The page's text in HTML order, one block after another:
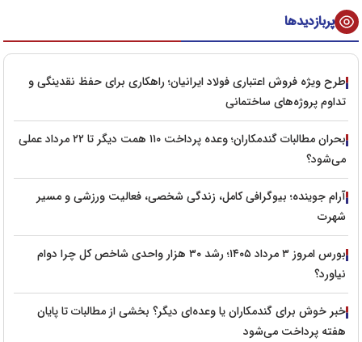
پربازدیدها
طرح ویژه فروش اعتباری فولاد ایرانیان؛ راهکاری برای حفظ نقدینگی و
تداوم پروژه‌های ساختمانی
بحران مطالبات گندمکاران؛ وعده پرداخت ۱۱۰ همت دیگر تا ۲۲ مرداد عملی
می‌شود؟
آرام جوینده؛ بیوگرافی کامل، زندگی شخصی، فعالیت ورزشی و مسیر
شهرت
بورس امروز ۳ مرداد ۱۴۰۵؛ رشد ۳۰ هزار واحدی شاخص کل چرا دوام
نیاورد؟
خبر خوش برای گندمکاران یا وعده‌ای دیگر؟ بخشی از مطالبات تا پایان
هفته پرداخت می‌شود